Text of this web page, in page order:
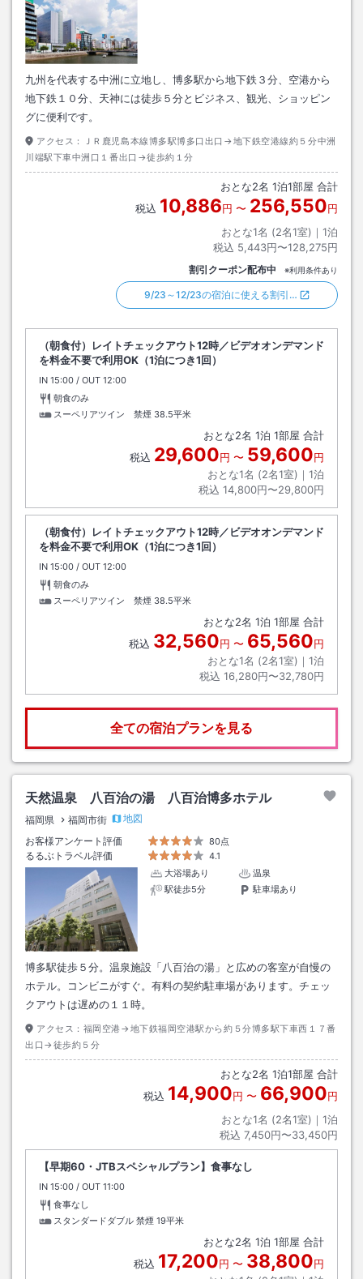
九州を代表する中洲に立地し、博多駅から地下鉄３分、空港から
地下鉄１０分、天神には徒歩５分とビジネス、観光、ショッピン
グに便利です。
アクセス：
ＪＲ鹿児島本線博多駅博多口出口→地下鉄空港線約５分中洲
川端駅下車中洲口１番出口→徒歩約１分
おとな2名 1泊1部屋 合計
税込 10,886円 〜 256,550円
おとな1名 (2名1室)｜ 1泊
税込 5,443円〜128,275円
割引クーポン配布中 ※利用条件あり
9/23～12/23の宿泊に使える割引…
（朝食付）レイトチェックアウト12時／ビデオオンデマンド
を料金不要で利用OK（1泊につき1回）
IN チェックイン
15:00 / OUT チェックアウト
12:00
朝食のみ
スーペリアツイン 禁煙 38.5平米
おとな2名 1泊 1部屋 合計
税込 29,600円 〜 59,600円
おとな1名 (2名1室)｜ 1泊
税込 14,800円〜29,800円
（朝食付）レイトチェックアウト12時／ビデオオンデマンド
を料金不要で利用OK（1泊につき1回）
IN チェックイン
15:00 / OUT チェックアウト
12:00
朝食のみ
スーペリアツイン 禁煙 38.5平米
おとな2名 1泊 1部屋 合計
税込 32,560円 〜 65,560円
おとな1名 (2名1室)｜ 1泊
税込 16,280円〜32,780円
全ての宿泊プランを見る
天然温泉 八百治の湯 八百治博多ホテル
福岡県 福岡市街
地図
お客様アンケート評価
80点
るるぶトラベル評価
4.1
大浴場あり
温泉
駅徒歩5分
駐車場あり
博多駅徒歩５分。温泉施設「八百治の湯」と広めの客室が自慢の
ホテル。コンビニがすぐ。有料の契約駐車場があります。チェッ
クアウトは遅めの１１時。
アクセス： 福岡空港→地下鉄福岡空港駅から約５分博多駅下車西１７番
出口→徒歩約５分
おとな2名 1泊1部屋 合計
税込 14,900円 〜 66,900円
おとな1名 (2名1室)｜ 1泊
税込 7,450円〜33,450円
【早期60・JTBスペシャルプラン】食事なし
IN チェックイン
15:00 / OUT チェックアウト
11:00
食事なし
スタンダードダブル 禁煙 19平米
おとな2名 1泊 1部屋 合計
税込 17,200円 〜 38,800円